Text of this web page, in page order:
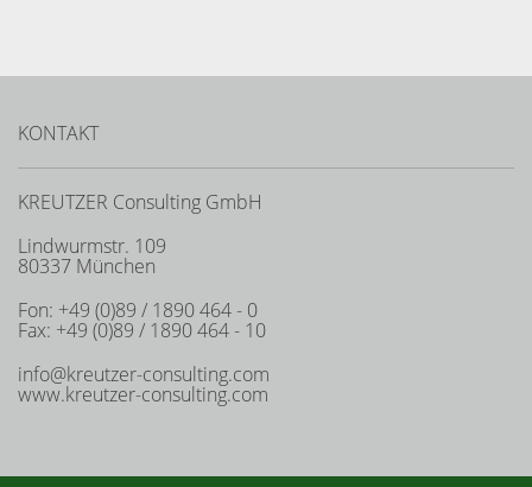
KONTAKT
KREUTZER Consulting GmbH
Lindwurmstr. 109
80337 München
Fon: +49 (0)89 / 1890 464 - 0
Fax: +49 (0)89 / 1890 464 - 10
info@kreutzer-consulting.com
www.kreutzer-consulting.com